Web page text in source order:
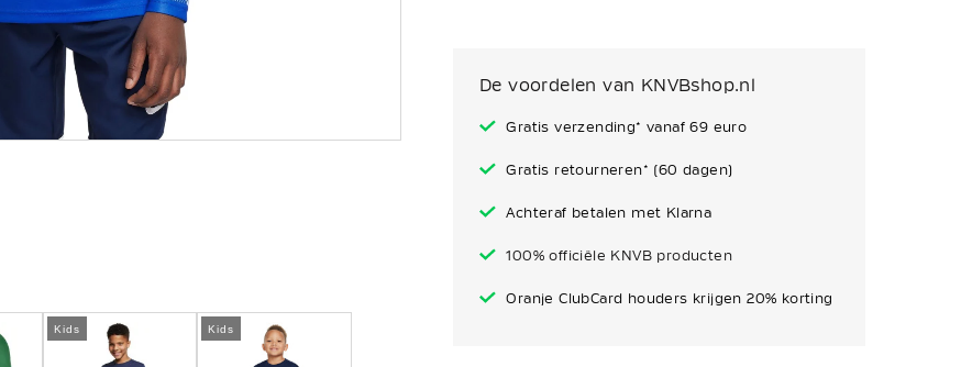
De voordelen van KNVBshop.nl
Gratis verzending* vanaf 69 euro
Gratis retourneren* (60 dagen)
Achteraf betalen met Klarna
100% officiële KNVB producten
Oranje ClubCard houders krijgen 20% korting
Kids Kids